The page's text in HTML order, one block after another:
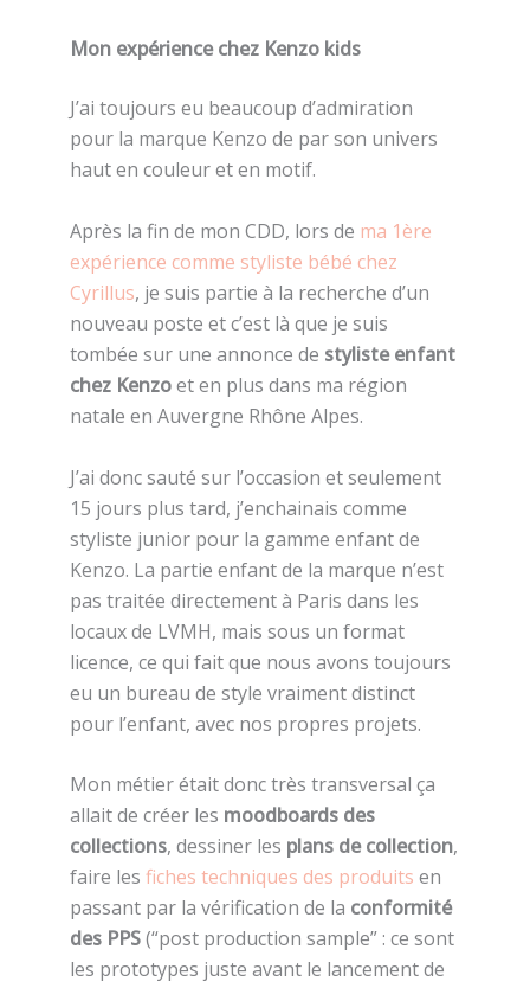
Mon expérience chez Kenzo kids
J’ai toujours eu beaucoup d’admiration
pour la marque Kenzo de par son univers
haut en couleur et en motif.
Après la fin de mon CDD, lors de ma 1ère
expérience comme styliste bébé chez
Cyrillus, je suis partie à la recherche d’un
nouveau poste et c’est là que je suis
tombée sur une annonce de styliste enfant
chez Kenzoet en plus dans ma région
natale en Auvergne Rhône Alpes.
J’ai donc sauté sur l’occasion et seulement
15 jours plus tard, j’enchainais comme
styliste junior pour la gamme enfant de
Kenzo. La partie enfant de la marque n’est
pas traitée directement à Paris dans les
locaux de LVMH, mais sous un format
licence, ce qui fait que nous avons toujours
eu un bureau de style vraiment distinct
pour l’enfant, avec nos propres projets.
Mon métier était donc très transversal ça
allait de créer les moodboards des
collections, dessiner les plans de collection,
faire les fiches techniques des produits en
passant par la vérification de la conformité
des PPS(“post production sample” : ce sont
les prototypes juste avant le lancement de